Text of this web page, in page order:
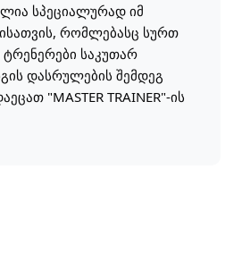
სპეციალურად იმ
რომლებასც სურთ
ტრენერები საკუთარ
დასრულების შემდეგ
"MASTER TRAINER"-ის